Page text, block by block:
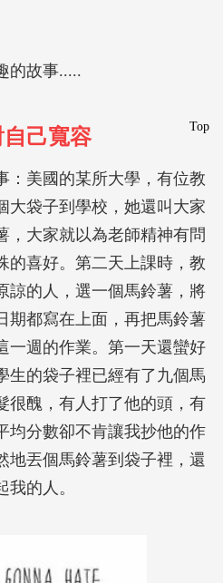
的故事.....
Top
己寬容
：美國的某所大學，有位教
大袋子到學校，她還叫大家
，大家就以為老師精神有問
的喜好。第二天上課時，教
諒的人，選一個馬鈴薯，將
期都寫在上面，再把馬鈴薯
一週的作業。第一天還蠻好
生的袋子裡已經有了九個馬
很醜，有人打了他的頭，有
均分數卻不肯讓我抄他的作
丟個馬鈴薯到袋子裡，還
的人。